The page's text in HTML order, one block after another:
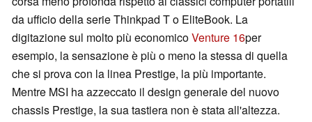
da ufficio della serie Thinkpad T o EliteBook. La
digitazione sul molto più economicoVenture 16per
esempio, la sensazione è più o meno la stessa di quella
che si prova con la linea Prestige, la più importante.
Mentre MSI ha azzeccato il design generale del nuovo
chassis Prestige, la sua tastiera non è stata all'altezza.